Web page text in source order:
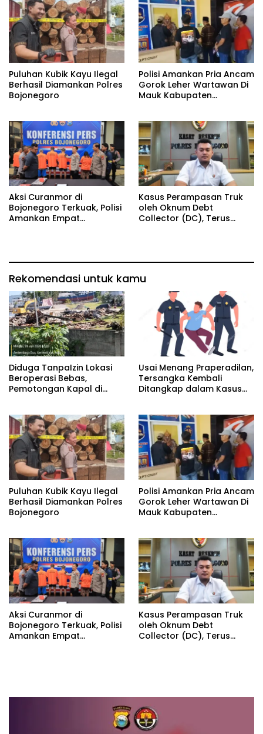
Sengaja Membiarkan
Pelanggaran Terang-
Terangan
Hukumnya
Puluhan Kubik Kayu Ilegal
Berhasil Diamankan Polres
Bojonegoro
Polisi Amankan Pria Ancam
Gorok Leher Wartawan Di
Mauk Kabupaten
Aksi Curanmor di
Bojonegoro Terkuak, Polisi
Amankan Empat
Kasus Perampasan Truk
oleh Oknum Debt
Collector (DC), Terus
Rekomendasi untuk kamu
Diduga TanpaIzin Lokasi
Beroperasi Bebas,
Pemotongan Kapal di
Sengaja Membiarkan
Pelanggaran Terang-
Terangan
Usai Menang Praperadilan,
Tersangka Kembali
Ditangkap dalam Kasus
Hukumnya
Puluhan Kubik Kayu Ilegal
Berhasil Diamankan Polres
Bojonegoro
Polisi Amankan Pria Ancam
Gorok Leher Wartawan Di
Mauk Kabupaten
Aksi Curanmor di
Bojonegoro Terkuak, Polisi
Amankan Empat
Kasus Perampasan Truk
oleh Oknum Debt
Collector (DC), Terus